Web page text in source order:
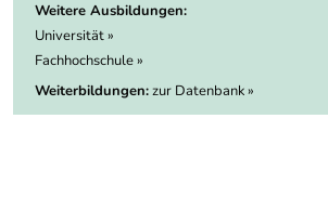
Weitere Ausbildungen:
Universität »
Fachhochschule »
Weiterbildungen:zur Datenbank »